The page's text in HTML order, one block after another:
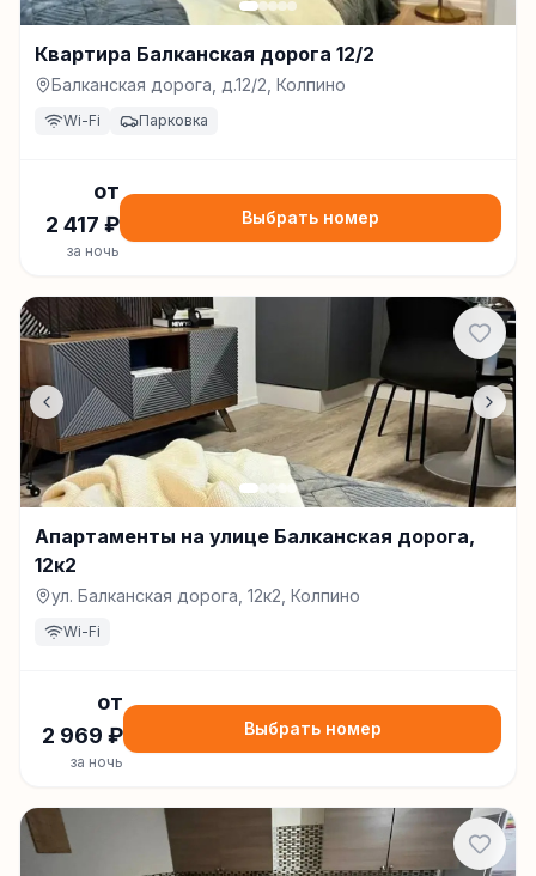
Квартира Балканская дорога 12/2
Балканская дорога, д.12/2, Колпино
Wi-Fi Парковка
от
2 417 ₽
за ночь
Выбрать номер
Апартаменты на улице Балканская дорога,
12к2
ул. Балканская дорога, 12к2, Колпино
Wi-Fi
от
2 969 ₽
за ночь
Выбрать номер